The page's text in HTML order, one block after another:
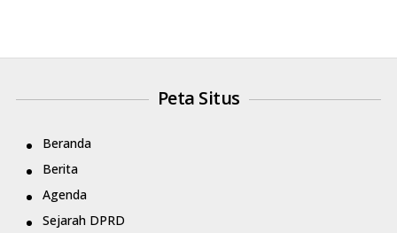
Peta Situs
Beranda
Berita
Agenda
Sejarah DPRD